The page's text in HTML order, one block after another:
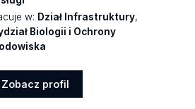
w: Dział Infrastruktury,
Biologii i Ochrony
Zobacz profil